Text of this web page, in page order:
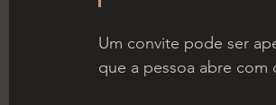
Um convite pode ser
que a pessoa abre